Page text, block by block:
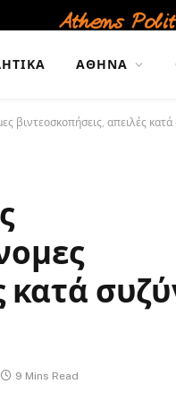
ΑΘΉΝΑ
βιντεοσκοπήσεις, απειλές
κατά
9 Mins Read